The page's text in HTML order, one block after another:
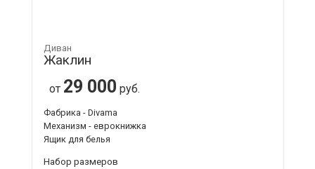
Диван
Жаклин
от 29 000 руб.
Фабрика - Divama
Механизм - еврокнижка
Ящик для белья
Набор размеров